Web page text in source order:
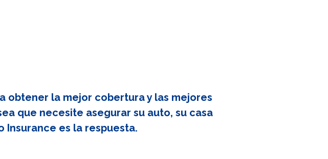
obtener la mejor cobertura y las mejores
que necesite asegurar su auto, su casa
Insurance es la respuesta.